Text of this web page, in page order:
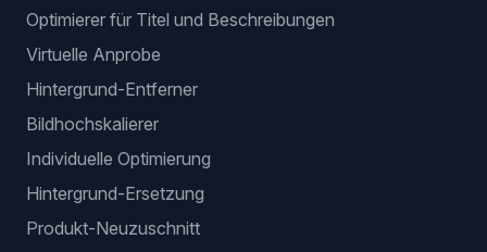
Optimierer für Titel und Beschreibungen
Virtuelle Anprobe
Hintergrund-Entferner
Bildhochskalierer
Individuelle Optimierung
Hintergrund-Ersetzung
Produkt-Neuzuschnitt